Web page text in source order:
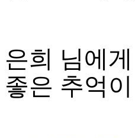
은희 님에
좋은 추억